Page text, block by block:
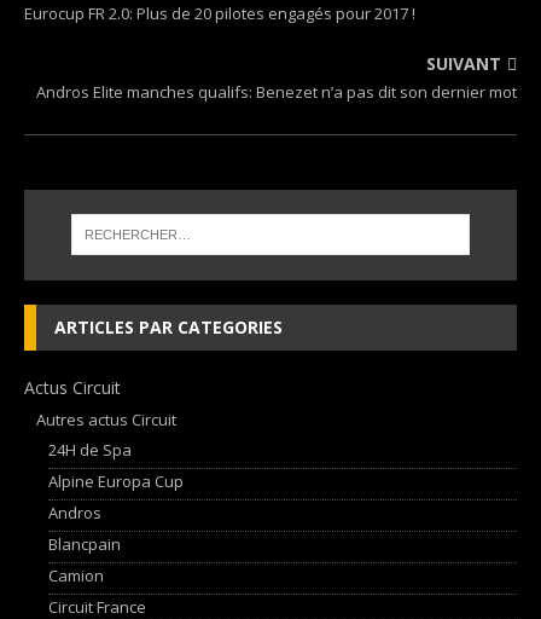
Eurocup FR 2.0: Plus de 20 pilotes engagés pour 2017 !
SUIVANT
Andros Elite manches qualifs: Benezet n’a pas dit son dernier mot
ARTICLES PAR CATEGORIES
Actus Circuit
Autres actus Circuit
24H de Spa
Alpine Europa Cup
Andros
Blancpain
Camion
Circuit France